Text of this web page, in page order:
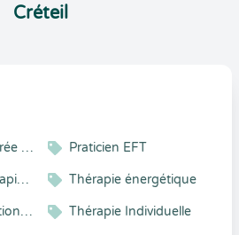
Créteil
L'Approche Centrée sur la Personne Praticien EFT
Praticien en Thérapies Brèves Thérapie énergétique
Thérapeute Relation Aide Thérapie Individuelle